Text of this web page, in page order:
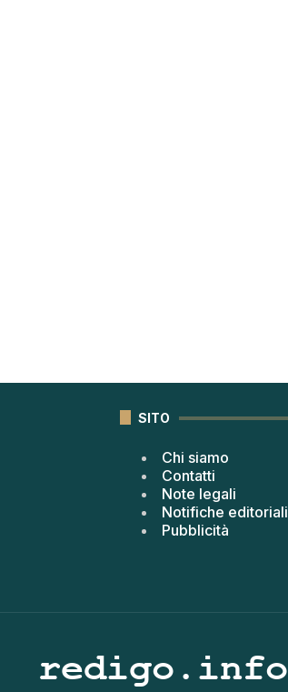
SITO
Chi siamo
Contatti
Note legali
Notifiche editoriali
Pubblicità